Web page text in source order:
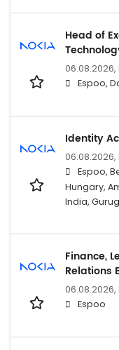
Head of
06.08.2026,
Espoo,
Identity
06.08.2026,
Espoo,
Hungary,
India,
Finance,
Relations
06.08.2026,
Espoo